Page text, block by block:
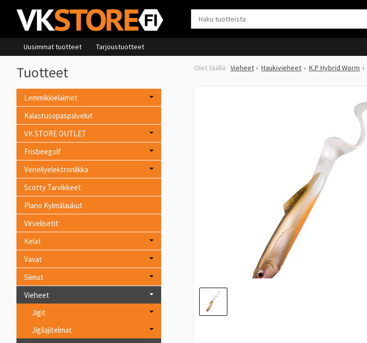
Uusimmat tuotteet Tarjoustuotteet
Vieheet Haukivieheet K.P Hybrid Worm
Tuotteet
Lemmikkieläimet
Kalastusopaspalvelut
VK STORE OUTLET
Frisbeegolf
Veneilyelektroniikka
Scotty Tarvikkeet
Plano Kylmälaukut
Virvelisetit
Kelat
Vavat
Siimat
Vieheet
Jigit
Jigilajitelmat